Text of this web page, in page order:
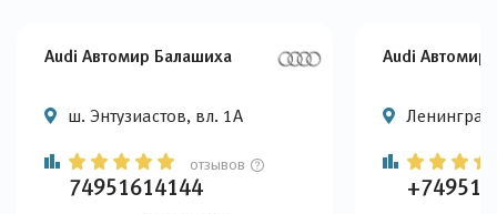
Audi Автомир Балашиха
ш. Энтузиастов, вл. 1А
отзывов
74951614144
Audi Автомир